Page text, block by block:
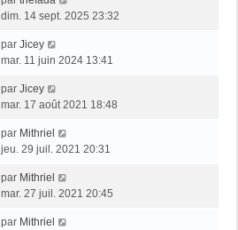
dim. 14 sept. 2025 23:32
par Jicey
mar. 11 juin 2024 13:41
par Jicey
mar. 17 août 2021 18:48
par Mithriel
jeu. 29 juil. 2021 20:31
par Mithriel
mar. 27 juil. 2021 20:45
par Mithriel